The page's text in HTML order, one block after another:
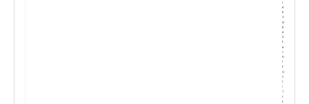
L
A
O
M
B
A
D
A
C
T
(3
0
T
7,
T
E